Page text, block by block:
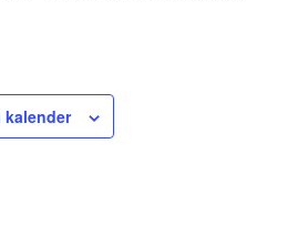
kalender